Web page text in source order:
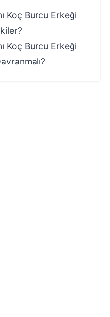
Koç Burcu Erkeği
Koç Burcu Erkeği